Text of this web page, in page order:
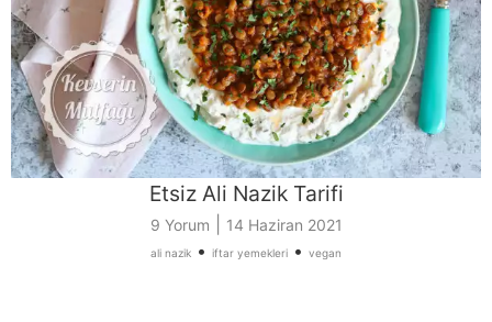
Etsiz Ali Nazik Tarifi
9 Yorum 14 Haziran 2021
ali nazik • iftar yemekleri • vegan